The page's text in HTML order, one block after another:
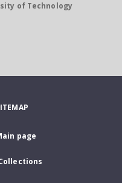
of Technology
page